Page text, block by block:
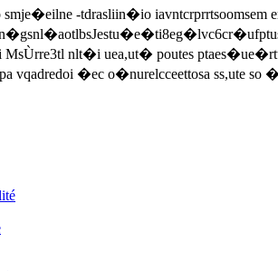
-tdrasliin�io
nlt�i uea,ut� poutes
�ec o�nurelcceettosa ss,ute so